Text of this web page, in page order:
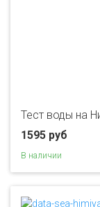
Тест воды на
1595 руб
В наличии